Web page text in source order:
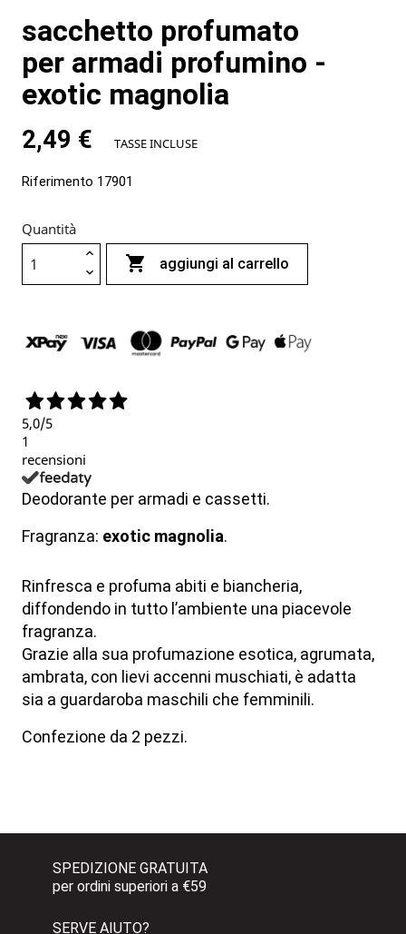
sacchetto profumato
per armadi profumino -
exotic magnolia
2,49 € TASSE INCLUSE
Riferimento 17901
Quantità
 aggiungi al carrello
5,0/5
1
recensioni
Deodorante per armadi e cassetti.
Fragranza: exotic magnolia.
Rinfresca e profuma abiti e biancheria,
diffondendo in tutto l’ambiente una piacevole
fragranza.
Grazie alla sua profumazione esotica, agrumata,
ambrata, con lievi accenni muschiati, è adatta
sia a guardaroba maschili che femminili.
Confezione da 2 pezzi.
SPEDIZIONE GRATUITA
per ordini superiori a €59
SERVE AIUTO?